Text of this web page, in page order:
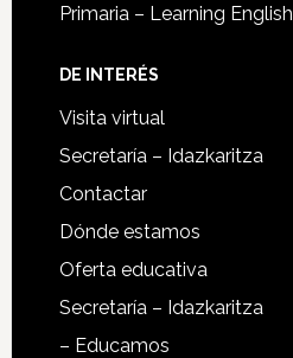
Primaria – Learning English
DE INTERÉS
Visita virtual
Secretaría – Idazkaritza
Contactar
Dónde estamos
Oferta educativa
Secretaría – Idazkaritza
– Educamos